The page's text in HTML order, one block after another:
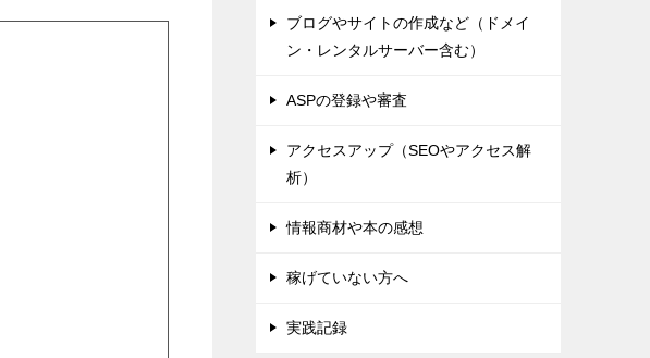
ブログやサイトの作成など（ドメイ
ン・レンタルサーバー含む）
ASPの登録や審査
アクセスアップ（SEOやアクセス解
析）
情報商材や本の感想
稼げていない方へ
実践記録